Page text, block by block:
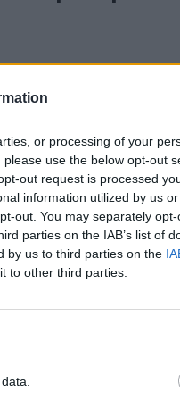
or processing of your
use the below opt-out
out request is processed
information utilized by us
out. You may separately
parties on the IAB’s list of
by us to third parties on the
to other third parties.
για τον τρόπο
κυρίως στα λάθη του
Δεν μπορώ να βρω από πότε
άρχισα να αναλαμβάνω
στα λάθη μου», είπε
Συγχαρητήρια
Νοτίου Αιγαίου